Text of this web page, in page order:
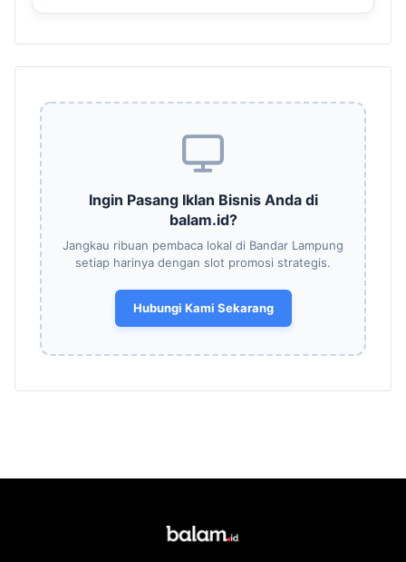
Ingin Pasang Iklan Bisnis Anda di
balam.id?
Jangkau ribuan pembaca lokal di Bandar Lampung
setiap harinya dengan slot promosi strategis.
Hubungi Kami Sekarang